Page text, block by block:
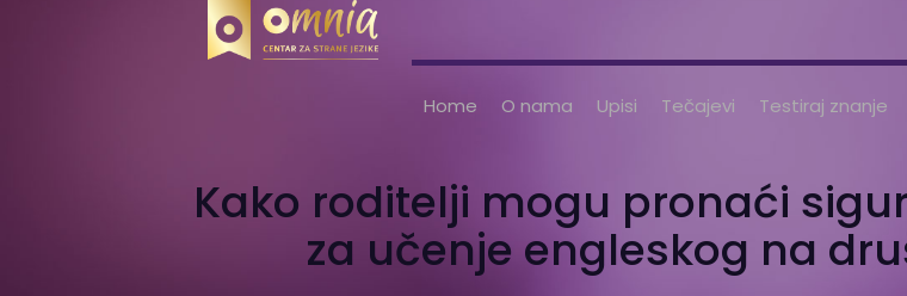
Home O nama Upisi Tečajevi Testiraj znanje
Kako roditelji mogu pronaći
za učenje engleskog na